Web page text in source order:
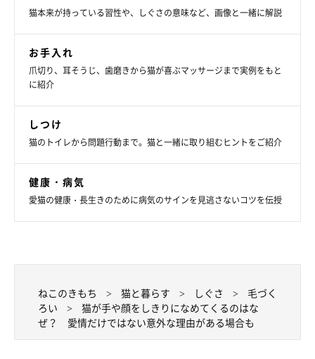
りしてコミュニケーションを取ることもひとつの方法です。コミ
ュニケーション不足が要因の場合、遊びの時間を作ることで、猫
の気持ちが満たされることもあります。
猫本来が持っている習性や、しぐさの意味など、画像と一緒に解説
お手入れ
爪切り、耳そうじ、歯磨きから猫が喜ぶマッサージまで実例をもと
に紹介
しつけ
猫のトイレから問題行動まで。猫と一緒に取り組むヒントをご紹介
健康・病気
愛猫の健康・長生きのために病気のサインを見逃さないコツを伝授
ねこのきもち 猫と暮らす しぐさ
毛づく
ろい
猫が手や顔をしきりになめてくるのはな
ぜ？ 愛情だけではない意外な理由がある場合も